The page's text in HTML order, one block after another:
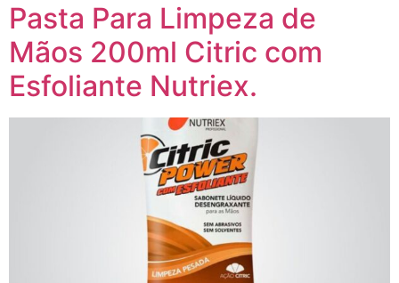
Pasta Para Limpeza de
Mãos 200ml Citric com
Esfoliante Nutriex.